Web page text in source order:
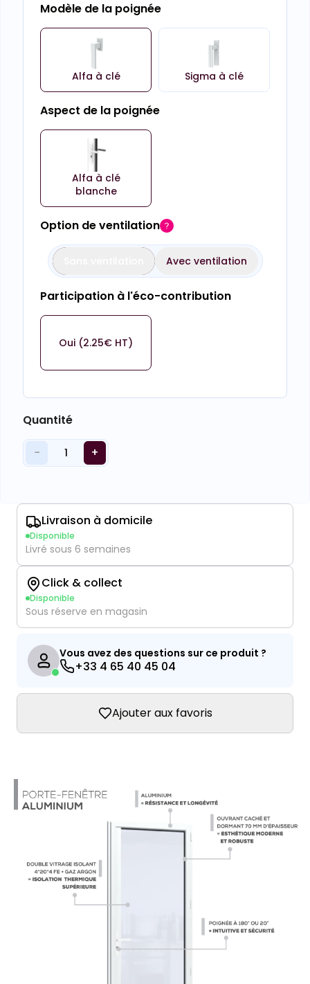
Modèle de la poignée
Alfa à clé Sigma à clé
Aspect de la poignée
Alfa à clé
blanche
Option de ventilation
Avec ventilation
Participation à l'éco-contribution
Oui (2.25€ HT)
Quantité
− 1 +
Livraison à domicile
Disponible
Livré sous 6 semaines
Click & collect
Disponible
Sous réserve en magasin
Vous avez des questions sur ce produit ?
+33 4 65 40 45 04
Ajouter aux favoris